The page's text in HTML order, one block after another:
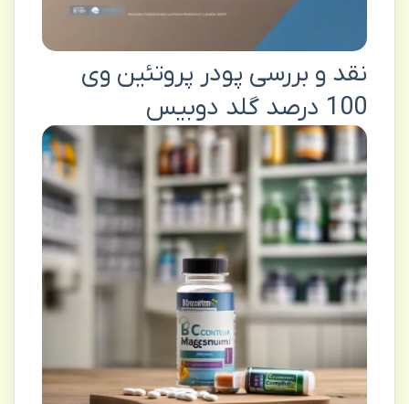
نقد و بررسی پودر پروتئین وی
100 درصد گلد دوبیس